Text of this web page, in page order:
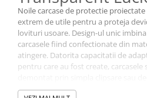
iPhone 15
iPhone 14 Pro Max
iPhone 14 Pro
iPhone 14 Plus
iPhone 14
Noile carcase de protectie
extrem de utile pentru a proteja
lovituri usoare. Design-ul unic
carcasele fiind confectionate din
atingere. Datorita capacitatii de
pentru care au fost create,
exact fiecare parte a carcasei se